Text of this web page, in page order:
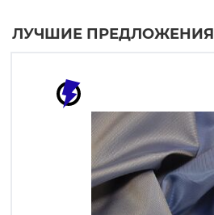
ЛУЧШИЕ ПРЕДЛОЖЕНИЯ